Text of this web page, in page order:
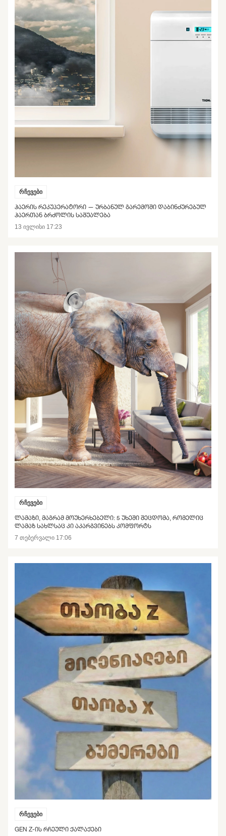
რჩევები
ᲰᲐᲔᲠᲘᲡ ᲠᲔᲙᲣᲞᲔᲠᲐᲢᲝᲠᲘ — ᲣᲠᲑᲐᲜᲣᲚ ᲒᲐᲠᲔᲛᲝᲨᲘ ᲓᲐᲑᲘᲜᲫᲣᲠᲔᲑᲣᲚ
ᲰᲐᲔᲠᲗᲐᲜ ᲑᲠᲫᲝᲚᲘᲡ ᲡᲐᲨᲣᲐᲚᲔᲑᲐ
13 ივლისი 17:23
რჩევები
ᲚᲐᲛᲐᲖᲘ, ᲛᲐᲒᲠᲐᲛ ᲛᲝᲣᲮᲔᲠᲮᲔᲑᲔᲚᲘ: 5 ᲣᲮᲔᲨᲘ ᲨᲔᲪᲓᲝᲛᲐ, ᲠᲝᲛᲔᲚᲘᲪ
ᲚᲐᲛᲐᲖ ᲡᲐᲮᲚᲡᲐᲪ ᲙᲘ ᲐᲙᲐᲠᲒᲕᲘᲜᲔᲑᲡ ᲙᲝᲛᲤᲝᲠᲢᲡ
7 თებერვალი 17:06
რჩევები
GEN Z-ᲘᲡ ᲠᲩᲔᲣᲚᲘ ᲥᲐᲚᲐᲥᲔᲑᲘ